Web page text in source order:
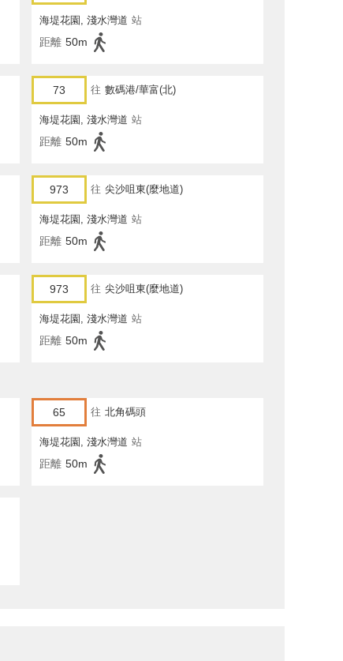
海堤花園, 淺水灣道 站
距離 50m
73 往 數碼港/華富(北)
海堤花園, 淺水灣道 站
距離 50m
973 往 尖沙咀東(麼地道)
海堤花園, 淺水灣道 站
距離 50m
973 往 尖沙咀東(麼地道)
海堤花園, 淺水灣道 站
距離 50m
65 往 北角碼頭
海堤花園, 淺水灣道 站
距離 50m